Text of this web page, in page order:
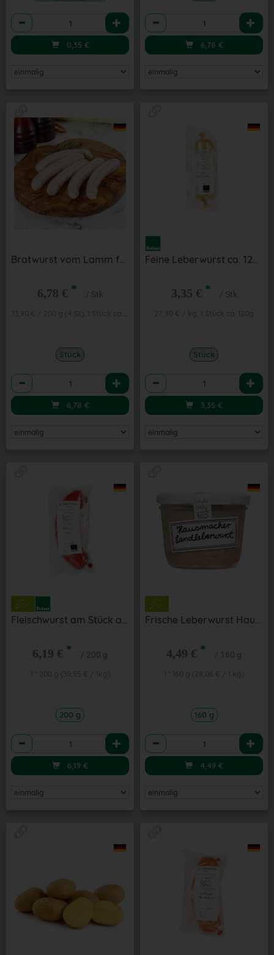
Anzahl
0,35 €
Anzahl
6,78 €
Bratwurst vom Lamm fein 4 St aus der Region
6,78 € * / Stk
33,90 € / 200 g (4 St), 1 Stück ca. 200g
Stück
Anzahl
6,78 €
Feine Leberwurst ca. 120 g aus der Region
3,35 € * / Stk
Stück
Anzahl
3,35 €
Fleischwurst am Stück aus der Region
6,19 € * / 200 g
200 g
Anzahl
6,19 €
Frische Leberwurst Hausmacher Art aus der Region
4,49 € * / 160 g
160 g
Anzahl
4,49 €